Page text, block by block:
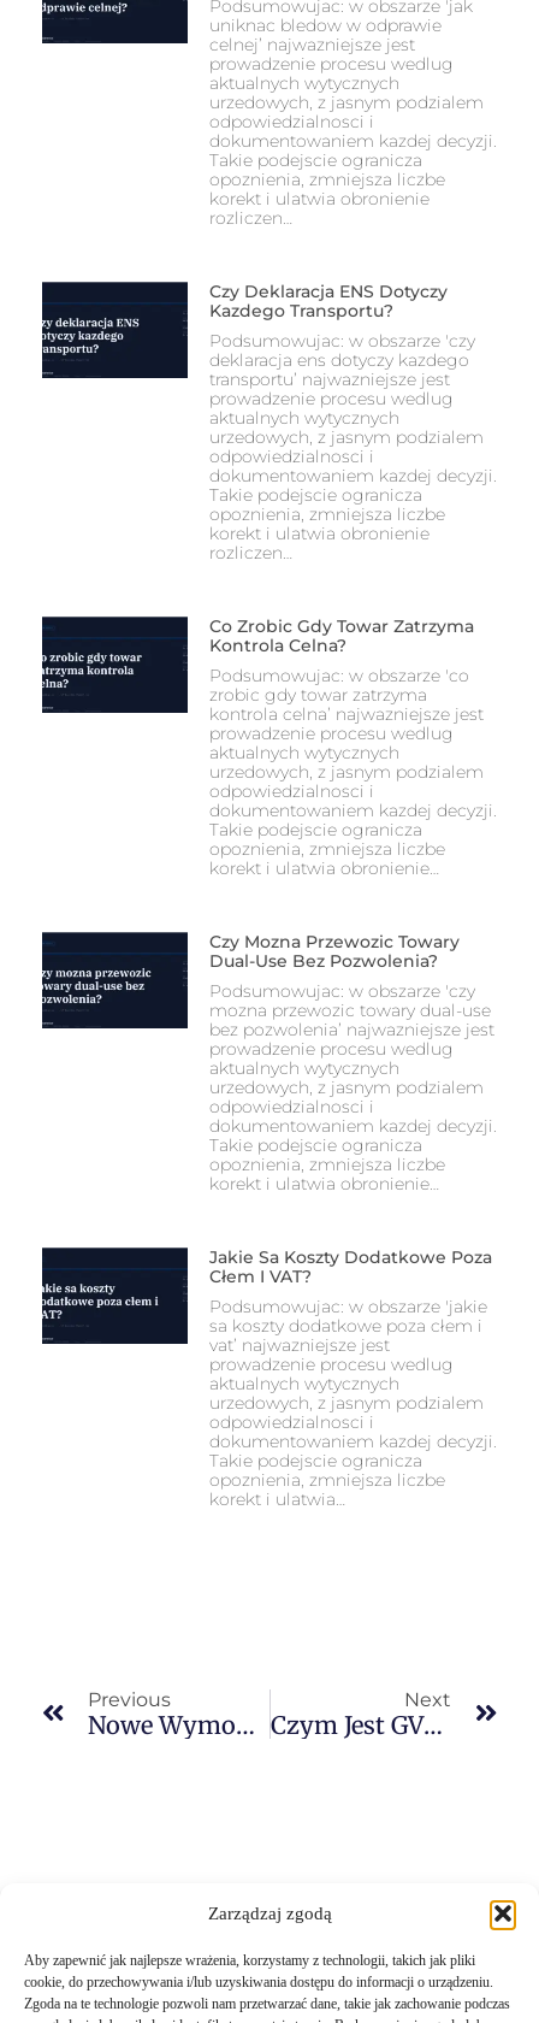
Zarządzaj zgodą
Aby zapewnić jak najlepsze wrażenia, korzystamy z technologii, takich jak pliki
cookie, do przechowywania i/lub uzyskiwania dostępu do informacji o urządzeniu.
Zgoda na te technologie pozwoli nam przetwarzać dane, takie jak zachowanie podczas
Podsumowujac: w obszarze 'jak
uniknac bledow w odprawie
celnej’ najwazniejsze jest
prowadzenie procesu wedlug
aktualnych wytycznych
urzedowych, z jasnym podzialem
odpowiedzialnosci i
dokumentowaniem kazdej decyzji.
Takie podejscie ogranicza
opoznienia, zmniejsza liczbe
korekt i ulatwia obronienie
rozliczen…
Czy Deklaracja ENS Dotyczy
Kazdego Transportu?
Podsumowujac: w obszarze 'czy
deklaracja ens dotyczy kazdego
transportu’ najwazniejsze jest
prowadzenie procesu wedlug
aktualnych wytycznych
urzedowych, z jasnym podzialem
odpowiedzialnosci i
dokumentowaniem kazdej decyzji.
Takie podejscie ogranicza
opoznienia, zmniejsza liczbe
korekt i ulatwia obronienie
rozliczen…
Co Zrobic Gdy Towar Zatrzyma
Kontrola Celna?
Podsumowujac: w obszarze 'co
zrobic gdy towar zatrzyma
kontrola celna’ najwazniejsze jest
prowadzenie procesu wedlug
aktualnych wytycznych
urzedowych, z jasnym podzialem
odpowiedzialnosci i
dokumentowaniem kazdej decyzji.
Takie podejscie ogranicza
opoznienia, zmniejsza liczbe
korekt i ulatwia obronienie…
Czy Mozna Przewozic Towary
Dual-Use Bez Pozwolenia?
Podsumowujac: w obszarze 'czy
mozna przewozic towary dual-use
bez pozwolenia’ najwazniejsze jest
prowadzenie procesu wedlug
aktualnych wytycznych
urzedowych, z jasnym podzialem
odpowiedzialnosci i
dokumentowaniem kazdej decyzji.
Takie podejscie ogranicza
opoznienia, zmniejsza liczbe
korekt i ulatwia obronienie…
Jakie Sa Koszty Dodatkowe Poza
Cłem I VAT?
Podsumowujac: w obszarze 'jakie
sa koszty dodatkowe poza cłem i
vat’ najwazniejsze jest
prowadzenie procesu wedlug
aktualnych wytycznych
urzedowych, z jasnym podzialem
odpowiedzialnosci i
dokumentowaniem kazdej decyzji.
Takie podejscie ogranicza
opoznienia, zmniejsza liczbe
korekt i ulatwia…
Previous
Nowe Wymogi Dla Transportu Drogowego
Next
Czym Jest GVMS?